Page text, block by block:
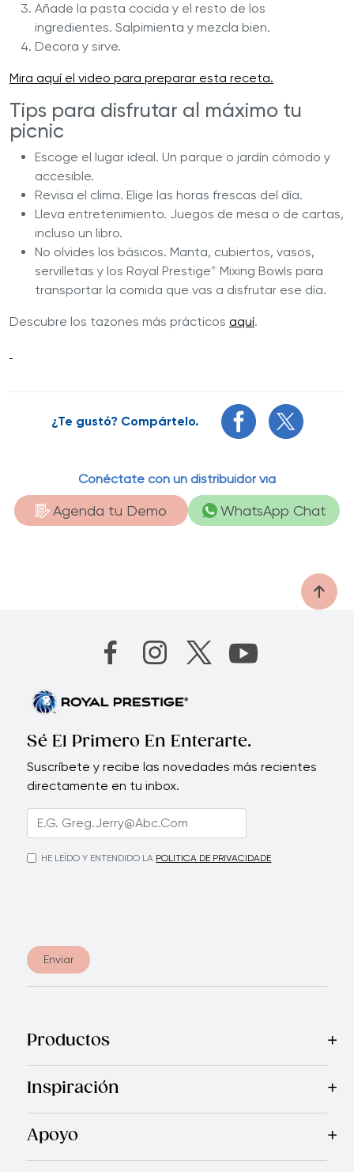
Añade la pasta cocida y el resto de los
ingredientes. Salpimienta y mezcla bien.
Decora y sirve.
Mira aquí el video para preparar esta receta.
Tips para disfrutar al máximo tu
picnic
Escoge el lugar ideal. Un parque o jardín cómodo y
accesible.
Revisa el clima. Elige las horas frescas del día.
Lleva entretenimiento. Juegos de mesa o de cartas,
incluso un libro.
No olvides los básicos. Manta, cubiertos, vasos,
servilletas y los Royal Prestige® Mixing Bowls para
transportar la comida que vas a disfrutar ese día.
Descubre los tazones más prácticos aquí.
¿Te gustó? Compártelo.
Conéctate con un distribuidor vía
Agenda tu Demo WhatsApp Chat
Sé El Primero En Enterarte.
Suscríbete y recibe las novedades más recientes
directamente en tu inbox.
HE LEÍDO Y ENTENDIDO LA POLITICA DE PRIVACIDADE
Enviar
Productos
Mas VendidosCocinaCuchillosVajillasElectrodomésticos
Inspiración
RecetasBlogRoyal TVRevista Royal PrestigePrograma
Apoyo
ContáctanosQuienes SomosGarantía Royal Prestige